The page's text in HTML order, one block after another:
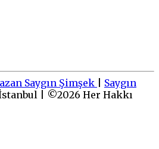
Saygın Şimşek
Saygın
©2026 Her Hakkı